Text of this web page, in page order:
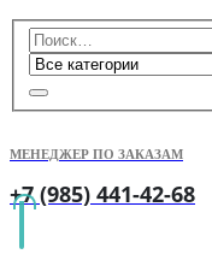
МЕНЕДЖЕР ПО ЗАКАЗАМ
+7 (985) 441-42-68